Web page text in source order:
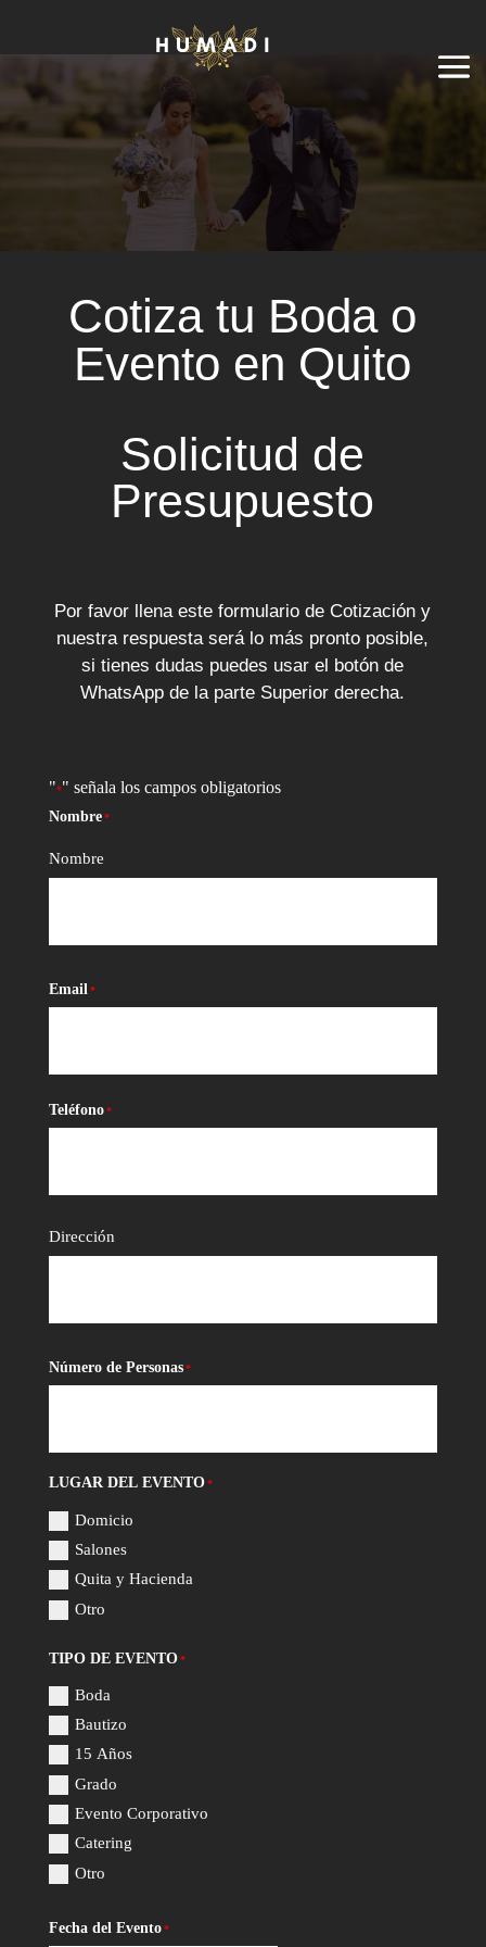
Cotiza tu Boda o
Evento en Quito
Solicitud de
Presupuesto
Por favor llena este formulario de Cotización y
nuestra respuesta será lo más pronto posible,
si tienes dudas puedes usar el botón de
WhatsApp de la parte Superior derecha.
"*" señala los campos obligatorios
Nombre *
Nombre
Email *
Teléfono *
*
Dirección
Número de Personas *
LUGAR DEL EVENTO *
Domicio
Salones
Quita y Hacienda
Otro
TIPO DE EVENTO *
Boda
Bautizo
15 Años
Grado
Evento Corporativo
Catering
Otro
Fecha del Evento *